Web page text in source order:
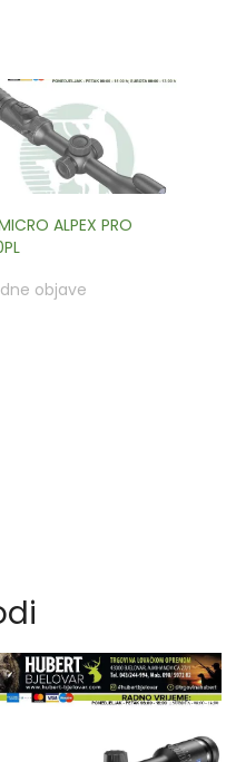
ALPEX PRO
objave